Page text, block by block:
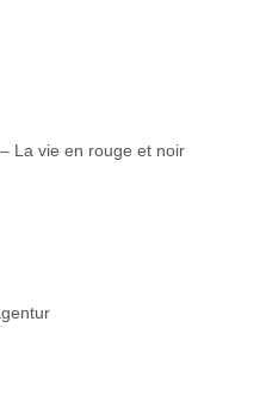
La vie en rouge et noir